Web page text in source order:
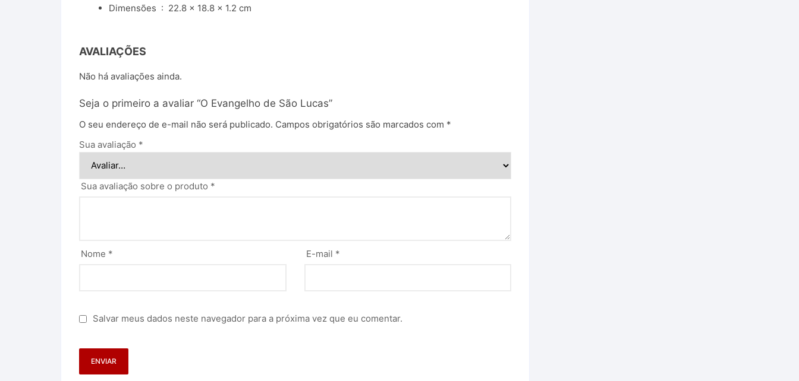
Dimensões ‏ : ‎ 22.8 x 18.8 x 1.2 cm
AVALIAÇÕES
Não há avaliações ainda.
Seja o primeiro a avaliar “O Evangelho de São Lucas”
O seu endereço de e-mail não será publicado. Campos obrigatórios são marcados com *
Sua avaliação *
Sua avaliação sobre o produto *
Nome * E-mail *
Salvar meus dados neste navegador para a próxima vez que eu comentar.